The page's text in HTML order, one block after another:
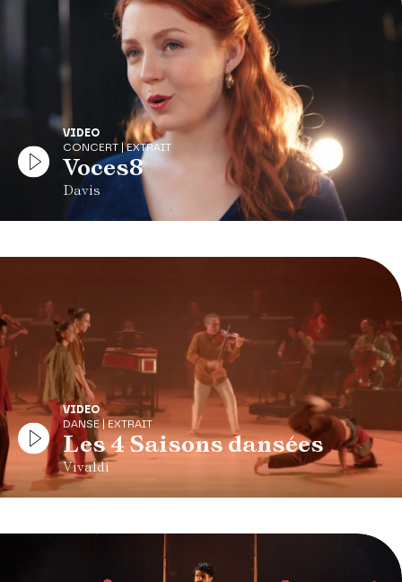
VIDEO
CONCERT | EXTRAIT
Voces8
Davis
VIDEO
DANSE | EXTRAIT
Les 4 Saisons dansées
Vivaldi